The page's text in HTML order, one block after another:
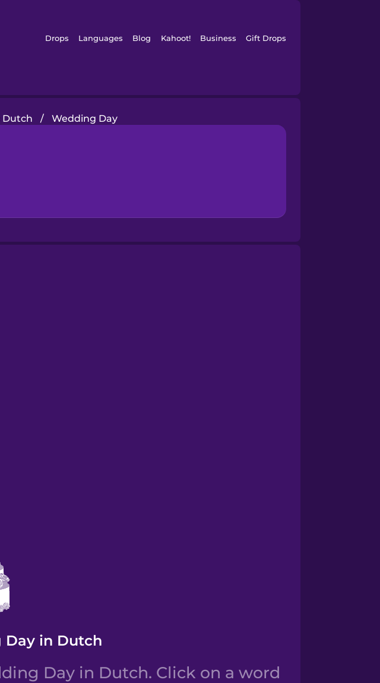
Drops Languages Blog Kahoot! Business Gift Drops
Dutch / Wedding Day
Day in Dutch
Day in Dutch. Click on a word